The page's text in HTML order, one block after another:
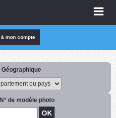
mon compte
Géographique
de modèle photo